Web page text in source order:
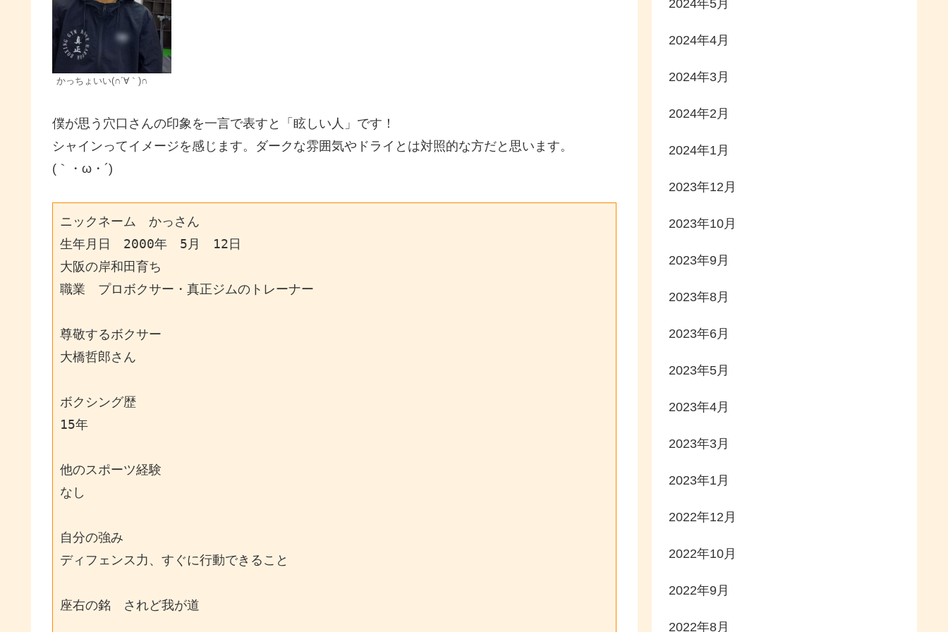
かっちょいい(∩´∀｀)∩
僕が思う穴口さんの印象を一言で表すと「眩しい人」です！
シャインってイメージを感じます。ダークな雰囲気やドライとは対照的な方だと思います。
(｀・ω・´)ゞ
ニックネーム　かっさん
生年月日　2000年　5月　12日
大阪の岸和田育ち
職業　プロボクサー・真正ジムのトレーナー
尊敬するボクサー
大橋哲郎さん
ボクシング歴
15年
他のスポーツ経験
なし
自分の強み
ディフェンス力、すぐに行動できること
座右の銘　されど我が道
2024年5月
2024年4月
2024年3月
2024年2月
2024年1月
2023年12月
2023年10月
2023年9月
2023年8月
2023年6月
2023年5月
2023年4月
2023年3月
2023年1月
2022年12月
2022年10月
2022年9月
2022年8月